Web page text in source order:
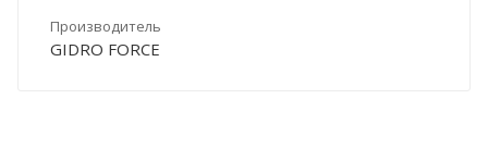
Производитель
GIDRO FORCE